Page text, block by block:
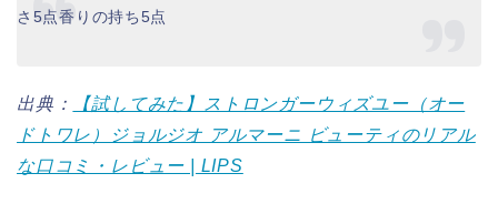
さ5点香りの持ち5点
出典：
【試してみた】ストロンガーウィズユー（オー
ドトワレ）ジョルジオ アルマーニ ビューティのリアル
な口コミ・レビュー | LIPS